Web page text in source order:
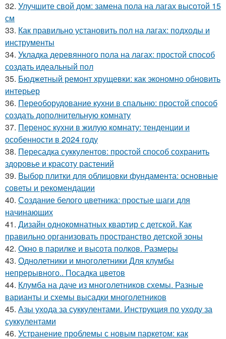
32. Улучшите свой дом: замена пола на лагах высотой 15
см
33. Как правильно установить пол на лагах: подходы и
инструменты
34. Укладка деревянного пола на лагах: простой способ
создать идеальный пол
35. Бюджетный ремонт хрущевки: как экономно обновить
интерьер
36. Переоборудование кухни в спальню: простой способ
создать дополнительную комнату
37. Перенос кухни в жилую комнату: тенденции и
особенности в 2024 году
38. Пересадка суккулентов: простой способ сохранить
здоровье и красоту растений
39. Выбор плитки для облицовки фундамента: основные
советы и рекомендации
40. Создание белого цветника: простые шаги для
начинающих
41. Дизайн однокомнатных квартир с детской. Как
правильно организовать пространство детской зоны
42. Окно в парилке и высота полков. Размеры
43. Однолетники и многолетники Для клумбы
непрерывного.. Посадка цветов
44. Клумба на даче из многолетников схемы. Разные
варианты и схемы высадки многолетников
45. Азы ухода за суккулентами. Инструкция по уходу за
суккулентами
46. Устранение проблемы с новым паркетом: как